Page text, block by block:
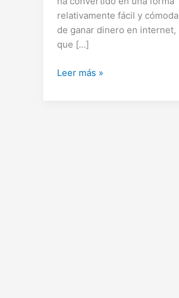
relativamente fácil y cómoda
de ganar dinero en internet,
que […]
Cómo
Leer más »